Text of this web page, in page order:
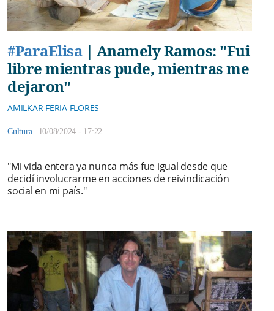
#ParaElisa| Anamely Ramos: "Fui
libre mientras pude, mientras me
dejaron"
AMILKAR FERIA FLORES
Cultura | 10/08/2024 - 17:22
"Mi vida entera ya nunca más fue igual desde que
decidí involucrarme en acciones de reivindicación
social en mi país."